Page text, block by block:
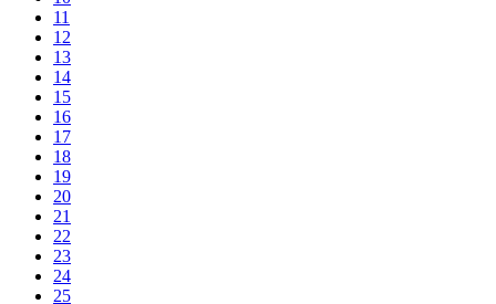
11
12
13
14
15
16
17
18
19
20
21
22
23
24
25